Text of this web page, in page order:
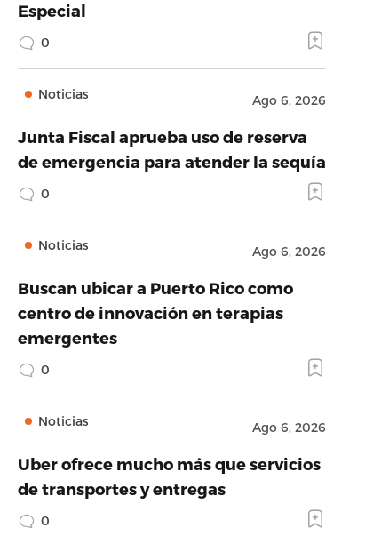
Especial
0
Noticias Ago 6, 2026
Junta Fiscal aprueba uso de reserva
de emergencia para atender la sequía
0
Noticias Ago 6, 2026
Buscan ubicar a Puerto Rico como
centro de innovación en terapias
emergentes
0
Noticias Ago 6, 2026
Uber ofrece mucho más que servicios
de transportes y entregas
0